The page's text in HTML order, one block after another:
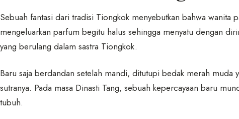
Sebuah fantasi dari tradisi Tiongkok menyebutkan bahwa wanita
mengeluarkan parfum begitu halus sehingga menyatu dengan
yang berulang dalam sastra Tiongkok.
Baru saja berdandan setelah mandi, ditutupi bedak merah muda
sutranya. Pada masa Dinasti Tang, sebuah kepercayaan baru
tubuh.